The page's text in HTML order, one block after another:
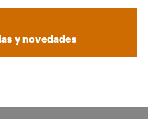
y novedades